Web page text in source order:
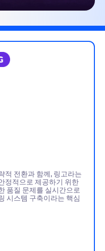
적 전환과 함께, 링고라는
정적으로 제공하기 위한
품질 문제를 실시간으로
시스템 구축이라는 핵심